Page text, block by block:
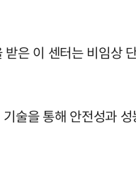
은 이 센터는 비임상
술을 통해 안전성과